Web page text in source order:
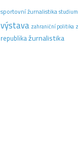
sportovní žurnalistikastudium
výstava zahraniční politika
republikažurnalistika